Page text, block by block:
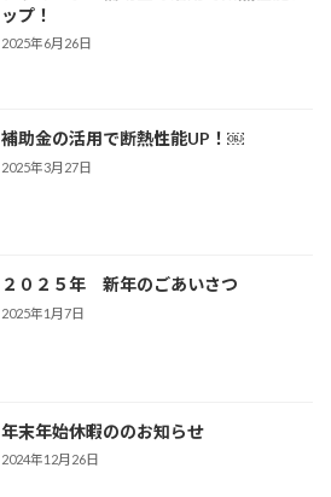
ップ！
2025年6月26日
補助金の活用で断熱性能UP！￼
2025年3月27日
２０２５年 新年のごあいさつ
2025年1月7日
年末年始休暇ののお知らせ
2024年12月26日